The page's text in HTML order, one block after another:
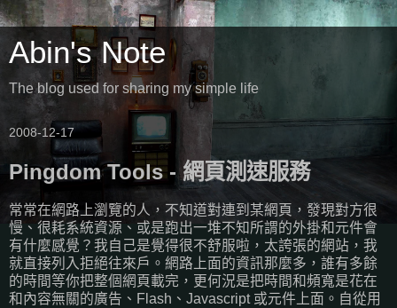
Abin's Note
The blog used for sharing my simple life
2008-12-17
Pingdom Tools - 網頁測速服務
常常在網路上瀏覽的人，不知道對連到某網頁，發現對方很
慢、很耗系統資源、或是跑出一堆不知所謂的外掛和元件會
有什麼感覺？我自己是覺得很不舒服啦，太誇張的網站，我
就直接列入拒絕往來戶。網路上面的資訊那麼多，誰有多餘
的時間等你把整個網頁載完，更何況是把時間和頻寬是花在
和內容無關的廣告、Flash、Javascript 或元件上面。自從用